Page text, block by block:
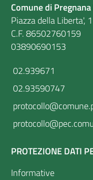
Comune di
Piazza della Liberta',
C.F.
03890690153
02.939671
02.93590747
PROTEZIONE DATI
Informative